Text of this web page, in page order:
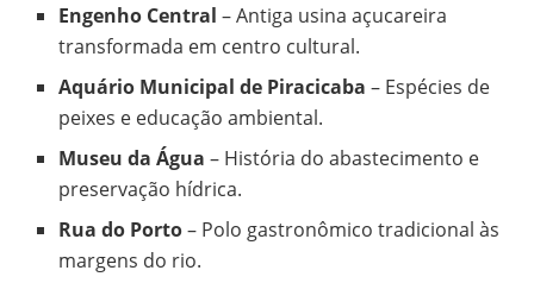
Engenho Central – Antiga usina açucareira
transformada em centro cultural.
Aquário Municipal de Piracicaba – Espécies de
peixes e educação ambiental.
Museu da Água – História do abastecimento e
preservação hídrica.
Rua do Porto– Polo gastronômico tradicional às
margens do rio.